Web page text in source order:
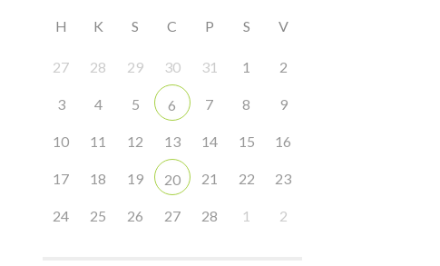
H K S C P S V
27 28 29 30 31 1 2
3 4 5 6 7 8 9
10 11 12 13 14 15 16
17 18 19 20 21 22 23
24 25 26 27 28 1 2